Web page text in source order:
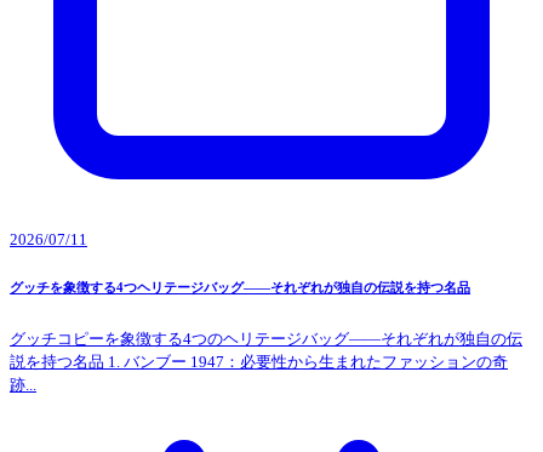
2026/07/11
グッチを象徴する4つヘリテージバッグ――それぞれが独自の伝説を持つ名品
グッチコピーを象徴する4つのヘリテージバッグ――それぞれが独自の伝
説を持つ名品 1. バンブー 1947：必要性から生まれたファッションの奇
跡...